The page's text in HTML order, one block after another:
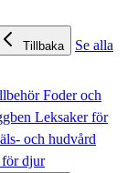
Tillbaka
Se alla
Foder och
Leksaker för
och hudvård
djur